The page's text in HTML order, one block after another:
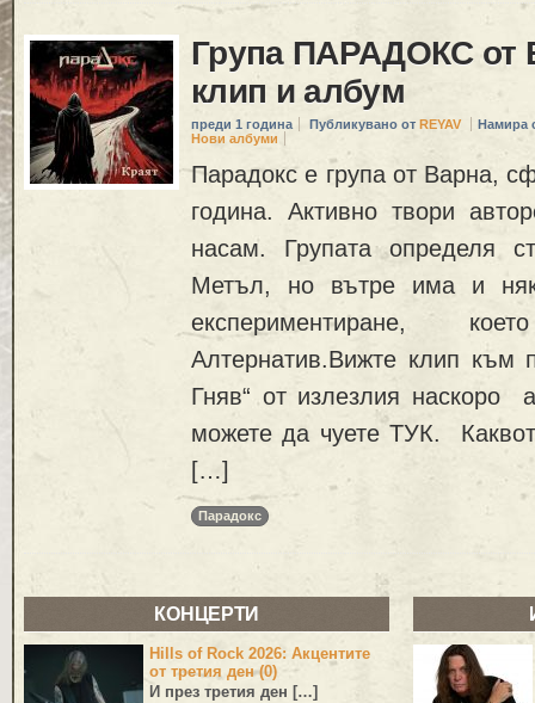
Група ПАРАДОКС от
клип и албум
преди 1 година Публикувано от REYAV
Намира
Нови албуми
Парадокс е група от Варна,
година. Активно твори
насам. Групата определя
Метъл, но вътре има и
експериментиране,
Алтернатив.Вижте клип към
Гняв“ от излезлия наскоро
можете да чуете ТУК.
[…]
Парадокс
КОНЦЕРТИ
Hills of Rock 2026: Акцентите
от третия ден (0)
И през третия ден […]